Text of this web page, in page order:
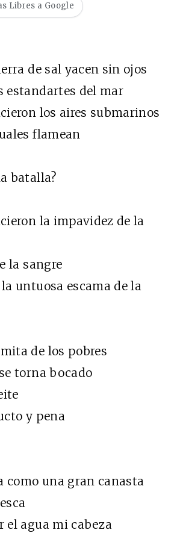
Libres a Google
de sal yacen sin ojos
del mar
los aires submarinos
flamean
batalla?
la impavidez de la
la sangre
untuosa escama de la
de los pobres
torna bocado
y pena
una gran canasta
agua mi cabeza